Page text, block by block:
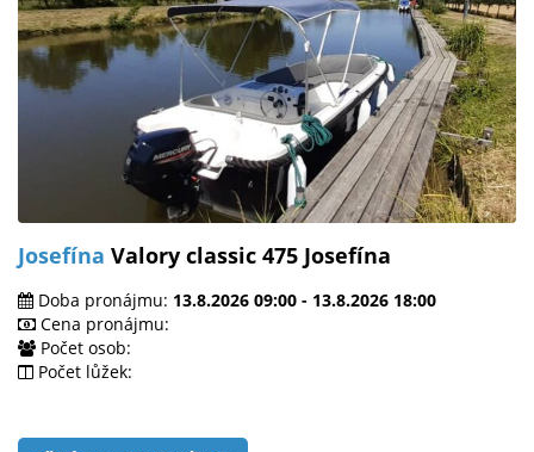
Josefína Valory classic 475 Josefína
Doba pronájmu: 13.8.2026 09:00 - 13.8.2026 18:00
Cena pronájmu:
Počet osob:
Počet lůžek: